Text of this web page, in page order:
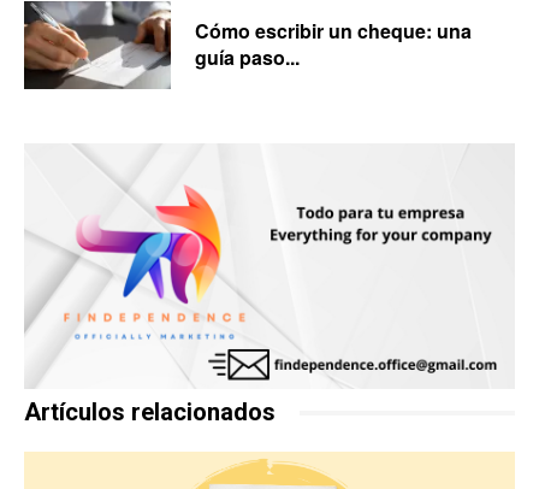
Cómo escribir un cheque: una
guía paso...
Artículos relacionados